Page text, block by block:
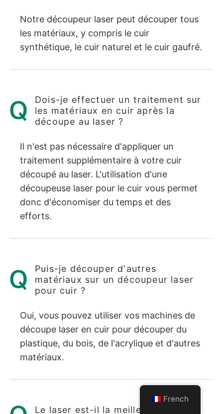
Notre découpeur laser peut découper tous
les matériaux, y compris le cuir
synthétique, le cuir naturel et le cuir gaufré.
Dois-je effectuer un traitement sur
les matériaux en cuir après la
découpe au laser ?
Il n'est pas nécessaire d'appliquer un
traitement supplémentaire à votre cuir
découpé au laser. L'utilisation d'une
découpeuse laser pour le cuir vous permet
donc d'économiser du temps et des
efforts.
Puis-je découper d'autres
matériaux sur un découpeur laser
pour cuir ?
Oui, vous pouvez utiliser vos machines de
découpe laser en cuir pour découper du
plastique, du bois, de l'acrylique et d'autres
matériaux.
Le laser est-il la meilleure solution
French